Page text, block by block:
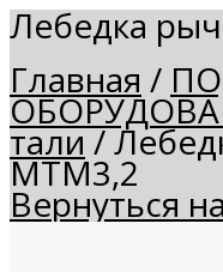
Лебедка
Главная /
тали/
МТМ3,2
Вернуться